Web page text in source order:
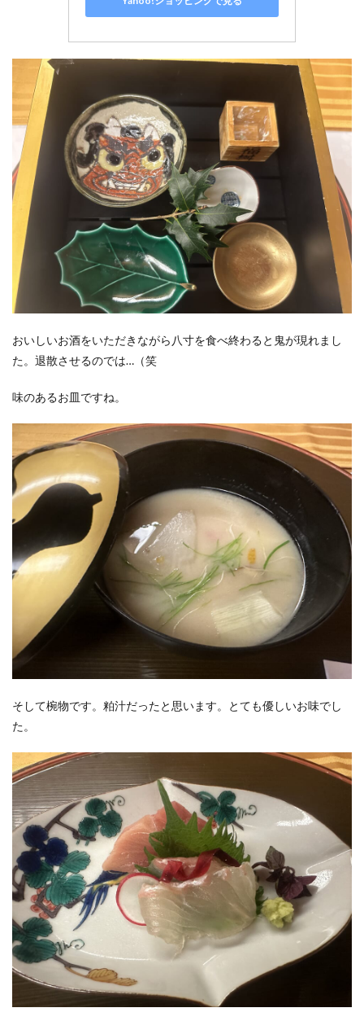
おいしいお酒をいただきながら八寸を食べ終わると鬼が現れまし
た。退散させるのでは…（笑
味のあるお皿ですね。
そして椀物です。粕汁だったと思います。とても優しいお味でし
た。